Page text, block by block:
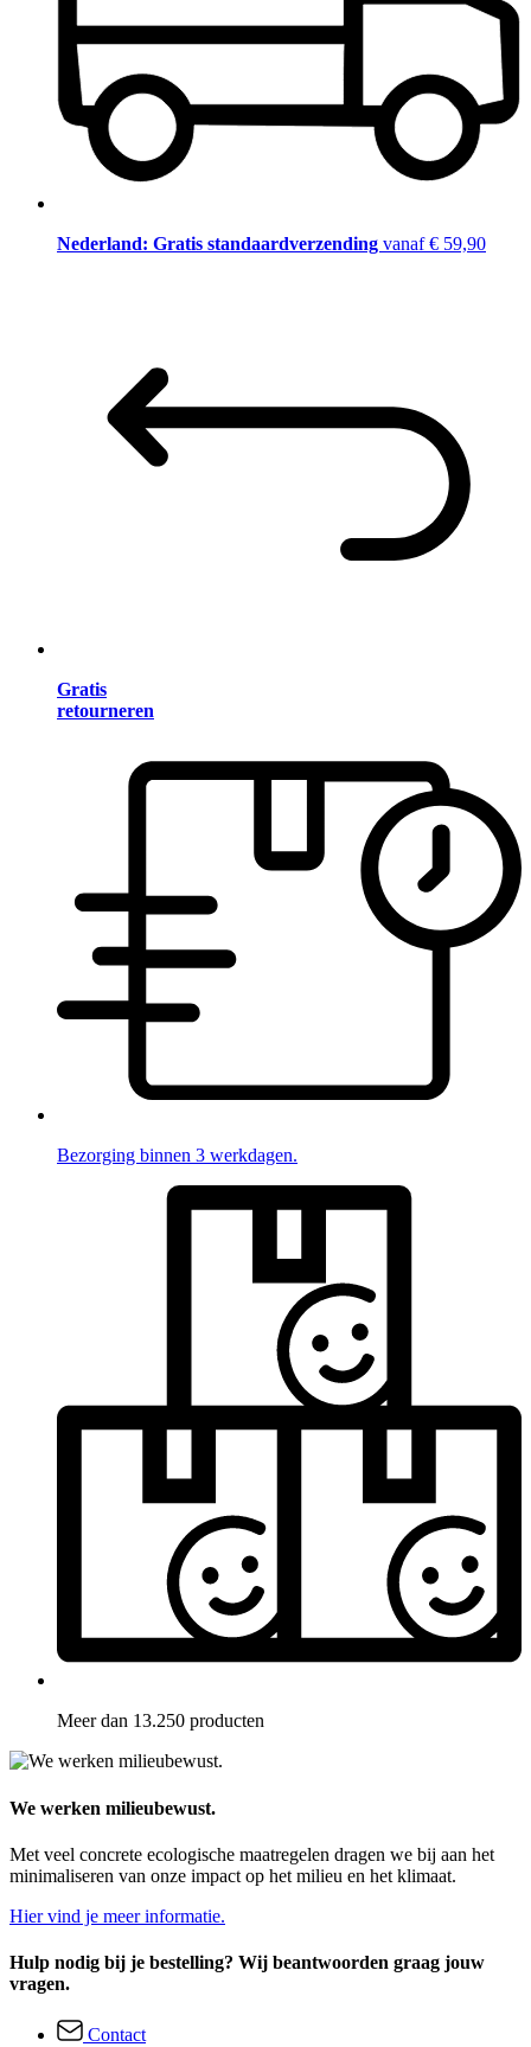
Nederland: Gratis standaardverzending vanaf € 59,90
Gratis
retourneren
Bezorging binnen 3 werkdagen.
Meer dan 13.250 producten
We werken milieubewust.
Met veel concrete ecologische maatregelen dragen we bij aan het
minimaliseren van onze impact op het milieu en het klimaat.
Hier vind je meer informatie.
Hulp nodig bij je bestelling? Wij beantwoorden graag jouw
vragen.
Contact